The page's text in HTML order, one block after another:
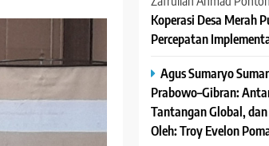
Koperasi Desa Merah
Percepatan
Agus Sumaryo
Prabowo–Gibran:
Tantangan Global,
Oleh: Troy Evelon